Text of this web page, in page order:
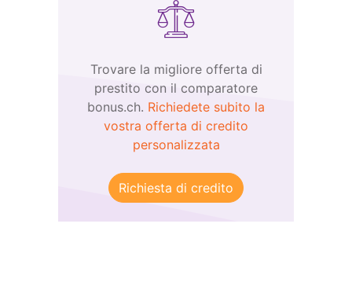
Trovare la migliore offerta di
prestito con il comparatore
bonus.ch. Richiedete subito la
vostra offerta di credito
personalizzata
Richiesta di credito